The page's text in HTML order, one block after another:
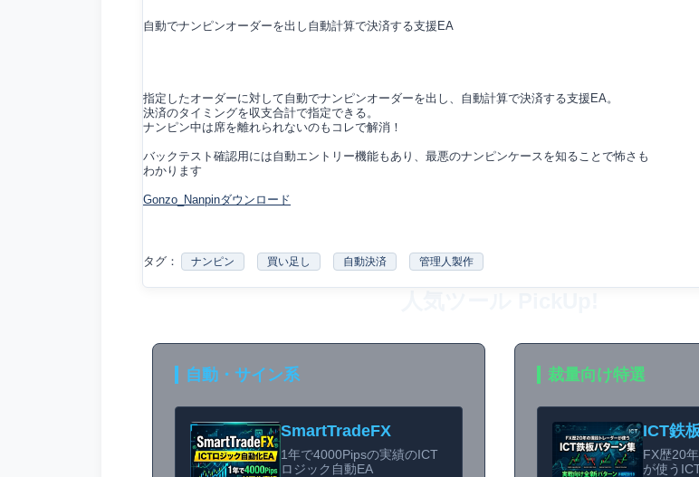
自動でナンピンオーダーを出し自動計算で決済する支援EA
指定したオーダーに対して自動でナンピンオーダーを出し、自動計算で決済する支援EA。
決済のタイミングを収支合計で指定できる。
ナンピン中は席を離れられないのもコレで解消！
バックテスト確認用には自動エントリー機能もあり、最悪のナンピンケースを知ることで怖さも
わかります
Gonzo_Nanpinダウンロード
タグ： ナンピン 買い足し 自動決済 管理人製作
自動・サイン系
SmartTradeFX
1年で4000Pipsの実績のICT
ロジック自動EA
裁量向け特選
ICT鉄
FX歴20
が使う